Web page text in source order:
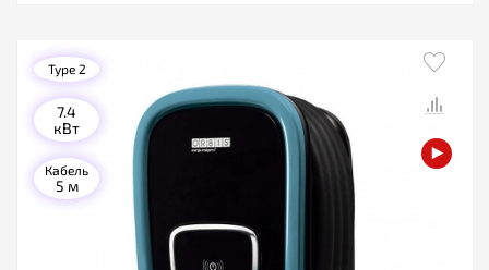
Type 2
7.4
кВт
Кабель
5 м